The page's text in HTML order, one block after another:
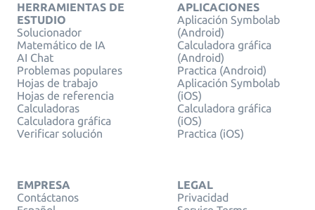
HERRAMIENTAS DE
ESTUDIO
Solucionador
Matemático de IA
AI Chat
Problemas populares
Hojas de trabajo
Hojas de referencia
Calculadoras
Calculadora gráfica
Verificar solución
APLICACIONES
Aplicación Symbolab
(Android)
Calculadora gráfica
(Android)
Practica (Android)
Aplicación Symbolab
(iOS)
Calculadora gráfica
(iOS)
Practica (iOS)
EMPRESA
Contáctanos
LEGAL
Privacidad